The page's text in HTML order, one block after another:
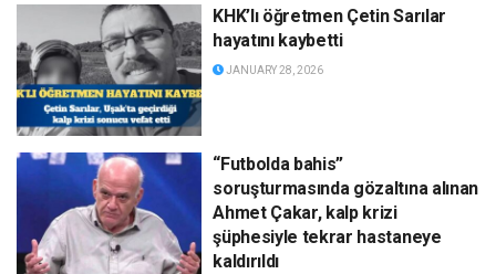
KHK’lı öğretmen Çetin Sarılar
hayatını kaybetti
JANUARY 28, 2026
“Futbolda bahis”
soruşturmasında gözaltına alınan
Ahmet Çakar, kalp krizi
şüphesiyle tekrar hastaneye
kaldırıldı